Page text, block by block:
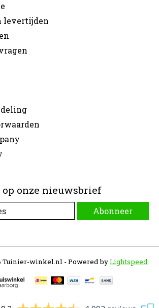
levertijden
op onze nieuwsbrief
Abonneer
Tuinier-winkel.nl - Powered byLightspeed